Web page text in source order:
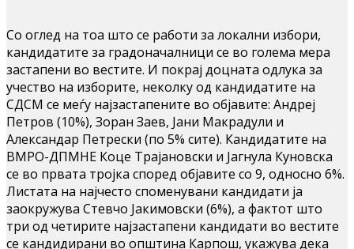
Со оглед на тоа што се работи за локални избори,
кандидатите за градоначалници се во голема мера
застапени во вестите. И покрај доцната одлука за
учество на изборите, неколку од кандидатите на
СДСМ се меѓу најзастапените во објавите: Андреј
Петров (10%), Зоран Заев, Јани Макрадули и
Александар Петрески (по 5% сите). Кандидатите на
ВМРО-ДПМНЕ Коце Трајановски и Јагнула Куновска
се во првата тројка според објавите со 9, односно 6%.
Листата на најчесто споменувани кандидати ја
заокружува Стевчо Јакимовски (6%), а фактот што
три од четирите најзастапени кандидати во вестите
се кандидирани во општина Карпош, укажува дека